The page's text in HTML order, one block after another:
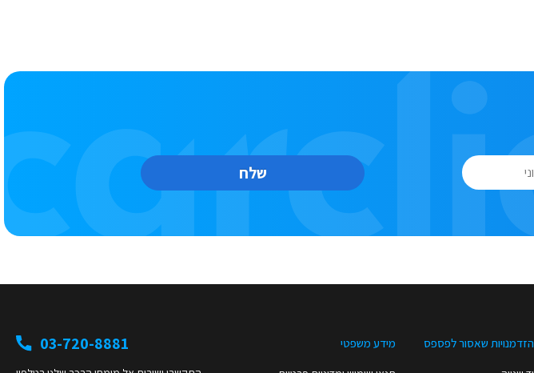
שלח
הזדמנויות שאסור לפספס מידע משפטי 03-720-8881